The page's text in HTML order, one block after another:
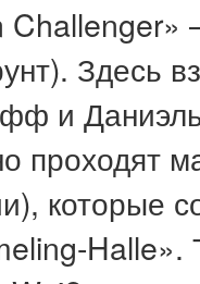
Здесь
и
проходят
которые